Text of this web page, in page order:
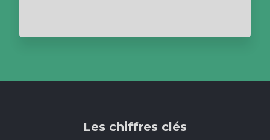
Les chiffres clés